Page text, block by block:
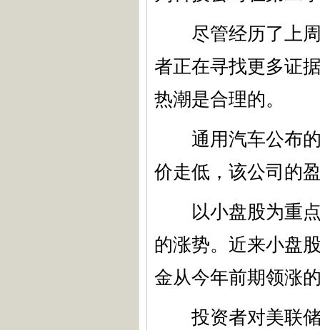
尽管经历了上周
者正在寻找更多证
热潮是合理的。
通用汽车公布的
价走低，该公司的
以小盘股为重点
的涨势。近来小盘
金从今年前期领涨
投资者对美联储